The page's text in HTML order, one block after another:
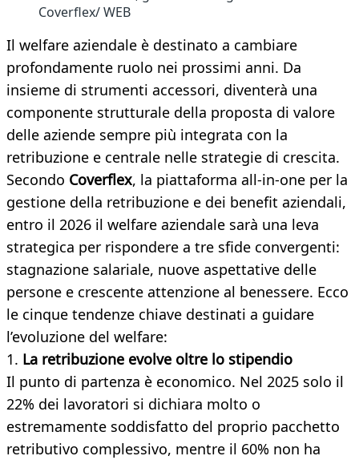
Coverflex/ WEB
Il welfare aziendale è destinato a cambiare
profondamente ruolo nei prossimi anni. Da
insieme di strumenti accessori, diventerà una
componente strutturale della proposta di valore
delle aziende sempre più integrata con la
retribuzione e centrale nelle strategie di crescita.
Secondo Coverflex, la piattaforma all-in-one per la
gestione della retribuzione e dei benefit aziendali,
entro il 2026 il welfare aziendale sarà una leva
strategica per rispondere a tre sfide convergenti:
stagnazione salariale, nuove aspettative delle
persone e crescente attenzione al benessere. Ecco
le cinque tendenze chiave destinati a guidare
l’evoluzione del welfare:
1. La retribuzione evolve oltre lo stipendio
Il punto di partenza è economico. Nel 2025 solo il
22% dei lavoratori si dichiara molto o
estremamente soddisfatto del proprio pacchetto
retributivo complessivo, mentre il 60% non ha